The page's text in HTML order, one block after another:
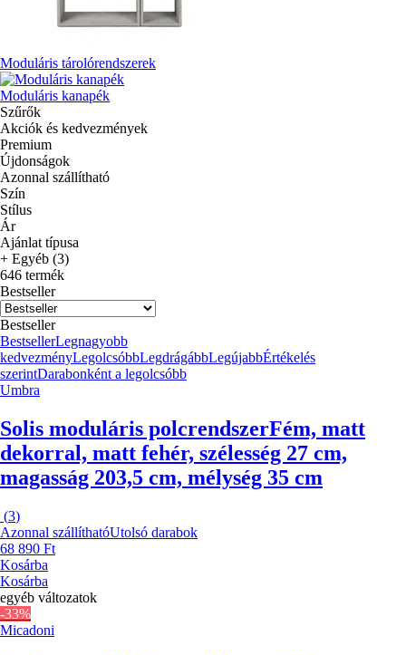
Moduláris tárolórendszerek
Moduláris kanapék
Szűrők
Akciók és kedvezmények
Premium
Újdonságok
Azonnal szállítható
Szín
Stílus
Ár
Ajánlat típusa
+ Egyéb (3)
646 termék
Bestseller
Bestseller
BestsellerLegnagyobb
kedvezményLegolcsóbbLegdrágábbLegújabbÉrtékelés
szerintDarabonként a legolcsóbb
Umbra
Solis moduláris polcrendszerFém, matt
dekorral, matt fehér, szélesség 27 cm,
magasság 203,5 cm, mélység 35 cm
(3)
Azonnal szállíthatóUtolsó darabok
68 890 Ft
Kosárba
Kosárba
egyéb változatok
-33%
Micadoni